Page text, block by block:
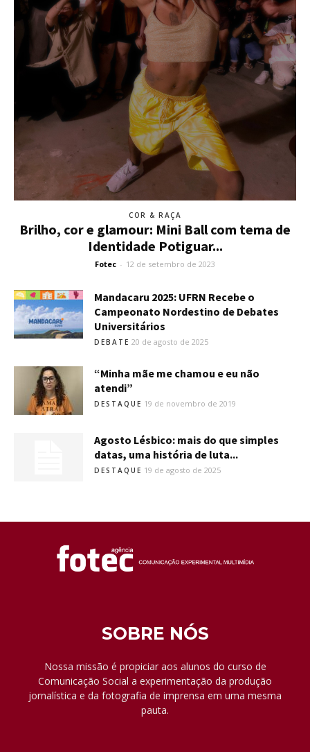
COR & RAÇA
Brilho, cor e glamour: Mini Ball com tema de
Identidade Potiguar...
Fotec - 12 de setembro de 2023
Mandacaru 2025: UFRN Recebe o
Campeonato Nordestino de Debates
Universitários
DEBATE 20 de agosto de 2025
“Minha mãe me chamou e eu não
atendi”
DESTAQUE 19 de novembro de 2019
Agosto Lésbico: mais do que simples
datas, uma história de luta...
DESTAQUE 19 de agosto de 2025
SOBRE NÓS
Nossa missão é propiciar aos alunos do curso de
Comunicação Social a experimentação da produção
jornalística e da fotografia de imprensa em uma mesma
pauta.